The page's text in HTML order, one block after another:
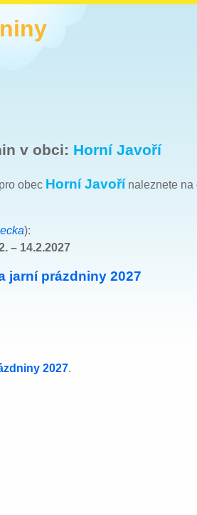
v obci: Horní Javoří
obec Horní Javoří naleznete
):
– 14.2.2027
jarní prázdniny 2027
2027.